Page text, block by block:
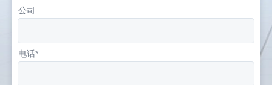
公司
电话*